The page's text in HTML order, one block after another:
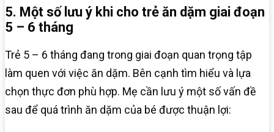
5. Một số lưu ý khi cho trẻ ăn dặm giai đoạn
5 – 6 tháng
Trẻ 5 – 6 tháng đang trong giai đoạn quan trọng tập
làm quen với việc ăn dặm. Bên cạnh tìm hiểu và lựa
chọn thực đơn phù hợp. Mẹ cần lưu ý một số vấn đề
sau để quá trình ăn dặm của bé được thuận lợi: